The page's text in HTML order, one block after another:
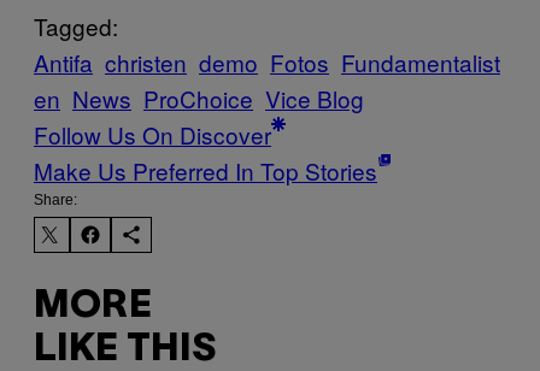
Tagged:
Antifa christen demo Fotos Fundamentalist
en News ProChoice Vice Blog
Follow Us On Discover
Make Us Preferred In Top Stories
Share:
MORE
LIKE THIS